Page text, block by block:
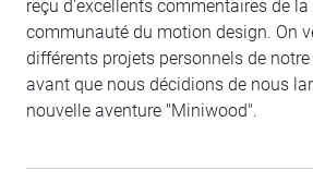
reçu d'excellents commentaires de la
communauté du motion design. On
différents projets personnels de
avant que nous décidions de nous
nouvelle aventure "Miniwood".